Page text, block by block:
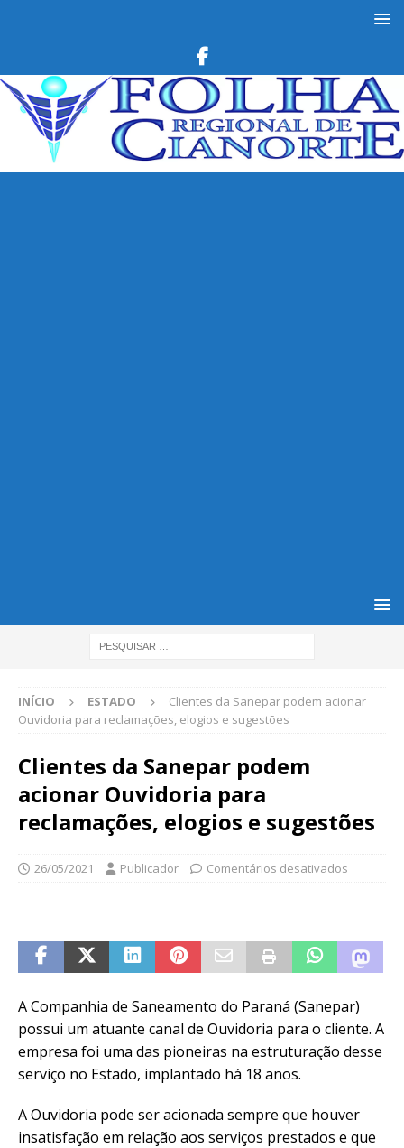
INÍCIO ESTADO
Clientes da Sanepar podem acionar
Ouvidoria para reclamações, elogios e sugestões
Clientes da Sanepar podem
acionar Ouvidoria para
reclamações, elogios e sugestões
26/05/2021 Publicador Comentários desativados
A Companhia de Saneamento do Paraná (Sanepar)
possui um atuante canal de Ouvidoria para o cliente. A
empresa foi uma das pioneiras na estruturação desse
serviço no Estado, implantado há 18 anos.
A Ouvidoria pode ser acionada sempre que houver
insatisfação em relação aos serviços prestados e que